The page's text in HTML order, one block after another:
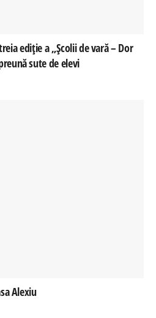
ediție a „Școlii de vară – Dor
sute de elevi
Alexiu